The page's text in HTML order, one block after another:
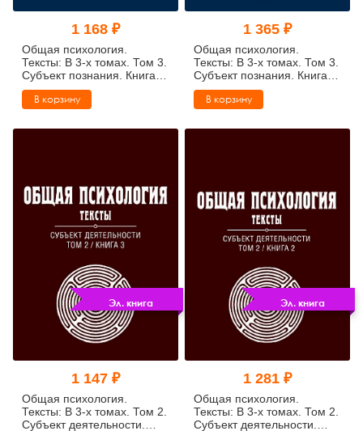
1 168 ₽
Общая психология.
Тексты: В 3-х томах. Том 3.
Субъект познания. Книга 2
(pdf)
В корзину
1 365 ₽
Общая психология.
Тексты: В 3-х томах. Том 3.
Субъект познания. Книга 1
(pdf)
В корзину
Эл. книга
1 147 ₽
Общая психология.
Тексты: В 3-х томах. Том 2.
Субъект деятельности.
Эл. книга
1 281 ₽
Общая психология.
Тексты: В 3-х томах. Том 2.
Субъект деятельности.